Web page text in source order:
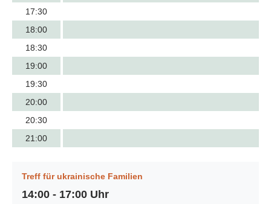
17:30
18:00
18:30
19:00
19:30
20:00
20:30
21:00
Treff für ukrainische Familien
14:00 - 17:00 Uhr